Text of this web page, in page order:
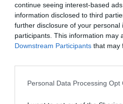
continue seeing interest-based
information disclosed to third
further disclosure of your personal
participants. This information may
Downstream Participants that may
Personal Data Processing Opt
Publicidad